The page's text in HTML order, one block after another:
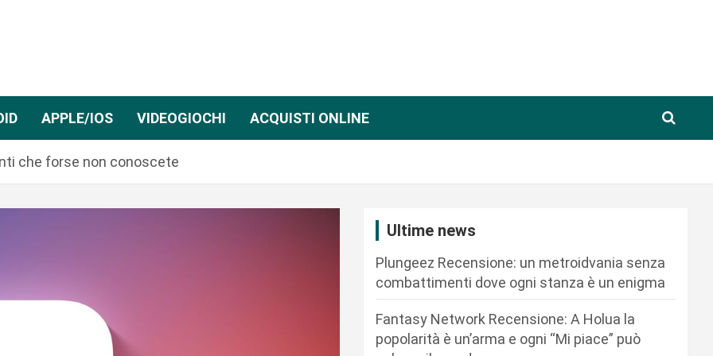
APPLE/IOS VIDEOGIOCHI ACQUISTI ONLINE
che forse non conoscete
Ultime news
Plungeez Recensione: un metroidvania senza
combattimenti dove ogni stanza è un enigma
Fantasy Network Recensione: A Holua la
popolarità è un’arma e ogni “Mi piace” può